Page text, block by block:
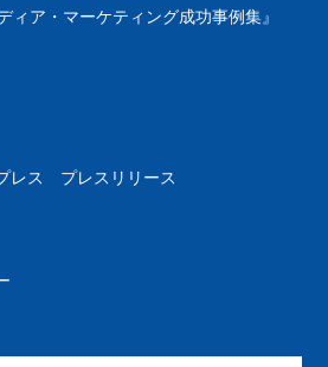
ィア・マーケティング成功事例集』
レス プレスリリース